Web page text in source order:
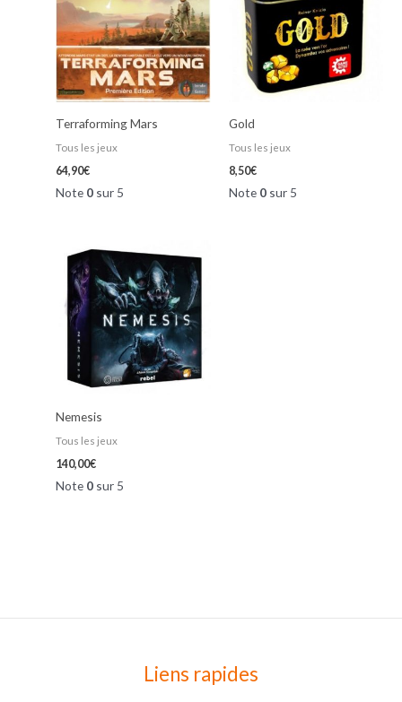
Terraforming Mars
Tous les jeux
64,90€
Note 0 sur 5
Gold
Tous les jeux
8,50€
Note 0sur 5
Nemesis
Tous les jeux
140,00€
Note 0 sur 5
Liens rapides